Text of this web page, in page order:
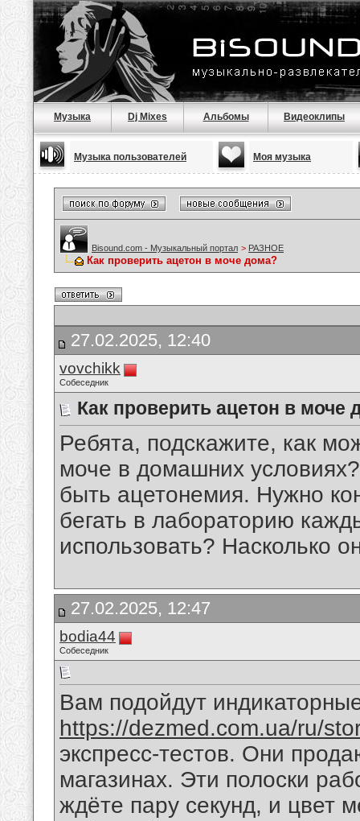
Музыка Dj Mixes Альбомы Видеоклипы
Музыка пользователей Моя музыка
Bisound.com - Музыкальный портал > РАЗНОЕ
Как проверить ацетон в моче дома?
27.02.2025, 12:40
vovchikk
Собеседник
Как проверить ацетон в моче
Ребята, подскажите, как
моче в домашних
быть ацетонемия. Нужно
бегать в лабораторию
использовать? Насколько
27.02.2025, 12:47
bodia44
Собеседник
Вам подойдут
https://dezmed.com.ua/ru/
экспресс-тестов. Они
магазинах. Эти полоски
ждёте пару секунд, и цвет